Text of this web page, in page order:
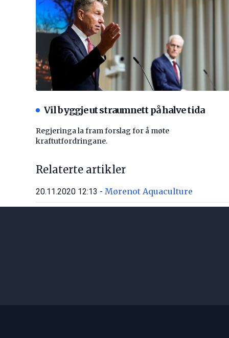
Vil byggje ut straumnett på halve tida
Regjeringa la fram forslag for å møte
kraftutfordringane.
Relaterte artikler
20.11.2020 12:13 - Mørenot Aquaculture